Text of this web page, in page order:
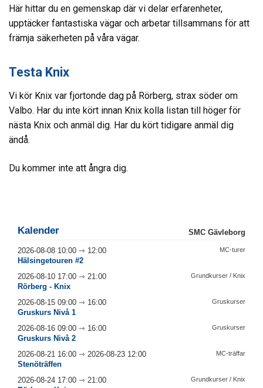
Här hittar du en gemenskap där vi delar erfarenheter,
upptäcker fantastiska vägar och arbetar tillsammans för att
främja säkerheten på våra vägar.
Testa Knix
Vi kör Knix var fjortonde dag på Rörberg, strax söder om
Valbo. Har du inte kört innan Knix kolla listan till höger för
nästa Knix och anmäl dig. Har du kört tidigare anmäl dig
ändå.
Du kommer inte att ångra dig.